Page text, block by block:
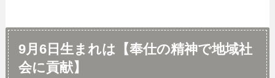
9月6日生まれは【奉仕の精神で地域社
会に貢献】